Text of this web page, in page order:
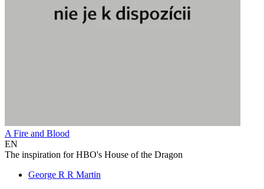
A Fire and Blood
EN
The inspiration for HBO's House of the Dragon
George R R Martin